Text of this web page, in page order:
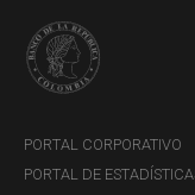
denuncias.
Lunes a
PORTAL CORPORATIVO
PORTAL DE